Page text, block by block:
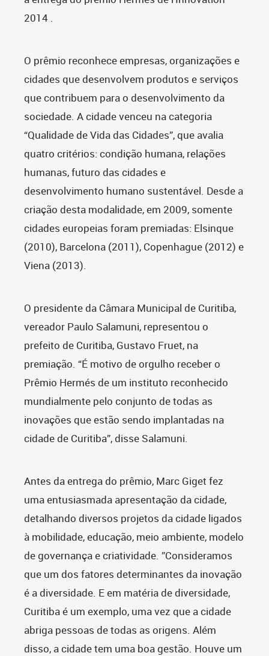
2014 .
O prêmio reconhece empresas, organizações e
cidades que desenvolvem produtos e serviços
que contribuem para o desenvolvimento da
sociedade. A cidade venceu na categoria
“Qualidade de Vida das Cidades”, que avalia
quatro critérios: condição humana, relações
humanas, futuro das cidades e
desenvolvimento humano sustentável. Desde a
criação desta modalidade, em 2009, somente
cidades europeias foram premiadas: Elsinque
(2010), Barcelona (2011), Copenhague (2012) e
Viena (2013).
O presidente da Câmara Municipal de Curitiba,
vereador Paulo Salamuni, representou o
prefeito de Curitiba, Gustavo Fruet, na
premiação. “É motivo de orgulho receber o
Prêmio Hermés de um instituto reconhecido
mundialmente pelo conjunto de todas as
inovações que estão sendo implantadas na
cidade de Curitiba”, disse Salamuni.
Antes da entrega do prêmio, Marc Giget fez
uma entusiasmada apresentação da cidade,
detalhando diversos projetos da cidade ligados
à mobilidade, educação, meio ambiente, modelo
de governança e criatividade. ”Consideramos
que um dos fatores determinantes da inovação
é a diversidade. E em matéria de diversidade,
Curitiba é um exemplo, uma vez que a cidade
abriga pessoas de todas as origens. Além
disso, a cidade tem uma boa gestão. Houve um